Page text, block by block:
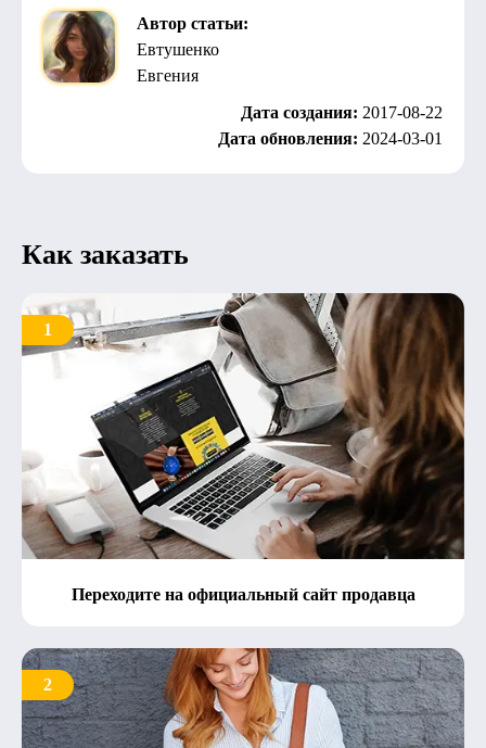
Автор статьи:
Евтушенко
Евгения
Дата создания: 2017-08-22
Дата обновления: 2024-03-01
Как заказать
1
Переходите на официальный сайт продавца
2